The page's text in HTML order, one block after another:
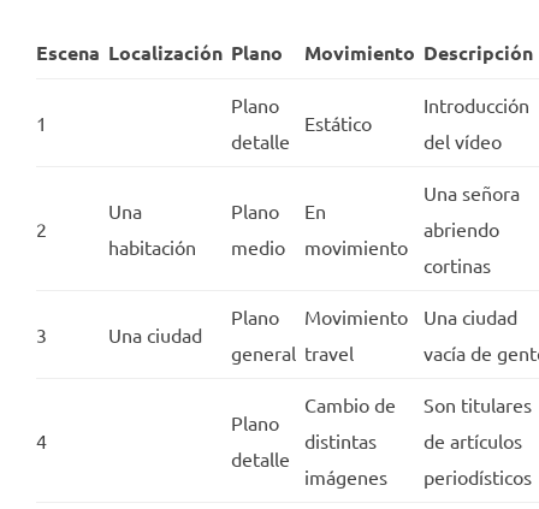
Escena Localización Plano Movimiento Descripción
1
Plano
detalle
Estático
Introducción
del vídeo
2
Una
habitación
Plano
medio
En
movimiento
Una señora
abriendo
cortinas
3 Una ciudad
Plano
general
Movimiento
travel
Una ciudad
vacía de
4
Plano
detalle
Cambio de
distintas
imágenes
Son titulares
de artículos
periodísticos